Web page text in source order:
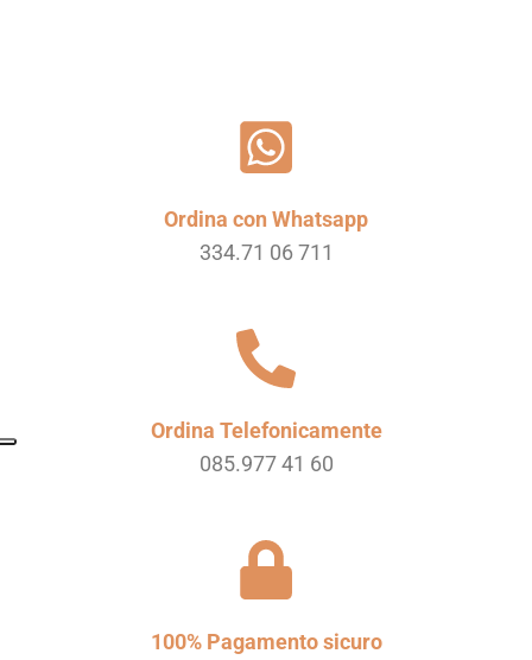
Ordina con Whatsapp
334.71 06 711
Ordina Telefonicamente
085.977 41 60
100% Pagamento sicuro